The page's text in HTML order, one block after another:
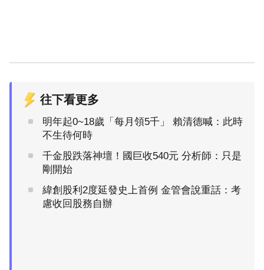
往下看更多
明年起0~18歲「每月領5千」 賴清德喊：此時
不生待何時
千金股跌落神壇！國巨收540元 分析師：只是
剛開始
緯創股利2度延發史上首例 金管會說重話：考
慮收回股務自辦